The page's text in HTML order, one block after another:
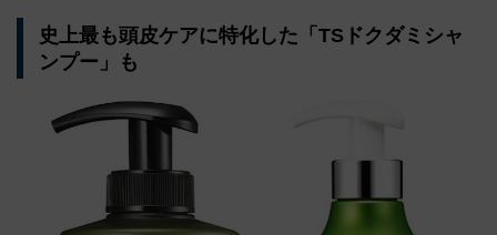
史上最も頭皮ケアに特化した「TSドクダミシャ
ンプー」も